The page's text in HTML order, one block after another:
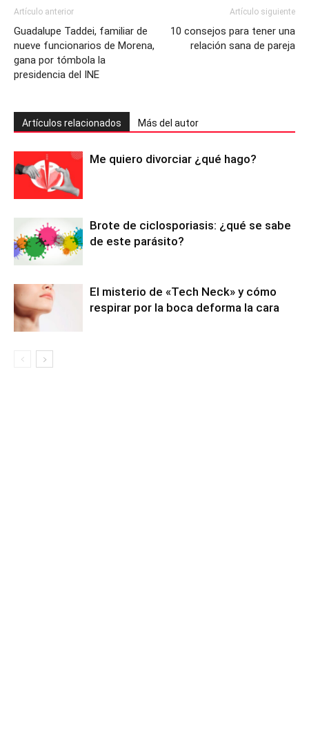
Artículo anterior
Guadalupe Taddei, familiar de
nueve funcionarios de Morena,
gana por tómbola la
presidencia del INE
Artículo siguiente
10 consejos para tener una
relación sana de pareja
Artículos relacionados Más del autor
Me quiero divorciar ¿qué hago?
Brote de ciclosporiasis: ¿qué se sabe
de este parásito?
El misterio de «Tech Neck» y cómo
respirar por la boca deforma la cara